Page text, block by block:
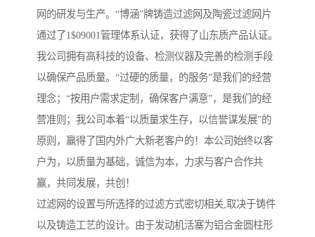
网的研发与生产。“博涵”牌铸造过滤网及陶瓷过滤网片
通过了1$09001管理体系认证，获得了山东质产品认证。
我公司拥有高科技的设备、检测仪器及完善的检测手段
以确保产品质量。“过硬的质量，的服务”是我们的经营
理念；“按用户需求定制，确保客户满意”，是我们的经
营准则；我公司本着“以质量求生存，以信誉谋发展”的
原则，赢得了国内外广大新老客户的！本公司始终以客
户为，以质量为基础，诚信为本，力求与客户合作共
赢，共同发展，共创！
过滤网的设置与所选择的过滤方式密切相关,取决于铸件
以及铸造工艺的设计。由于发动机活塞为铝合金圆柱形